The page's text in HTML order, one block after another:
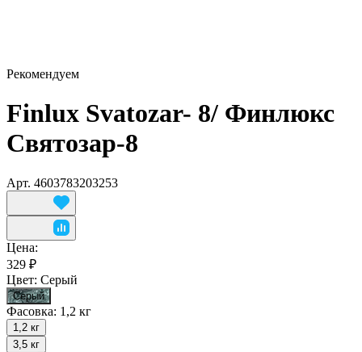
Рекомендуем
Finlux Svatozar- 8/ Финлюкс
Святозар-8
Арт. 4603783203253
Цена:
329 ₽
Цвет: Серый
Серый
Фасовка: 1,2 кг
1,2 кг
3,5 кг